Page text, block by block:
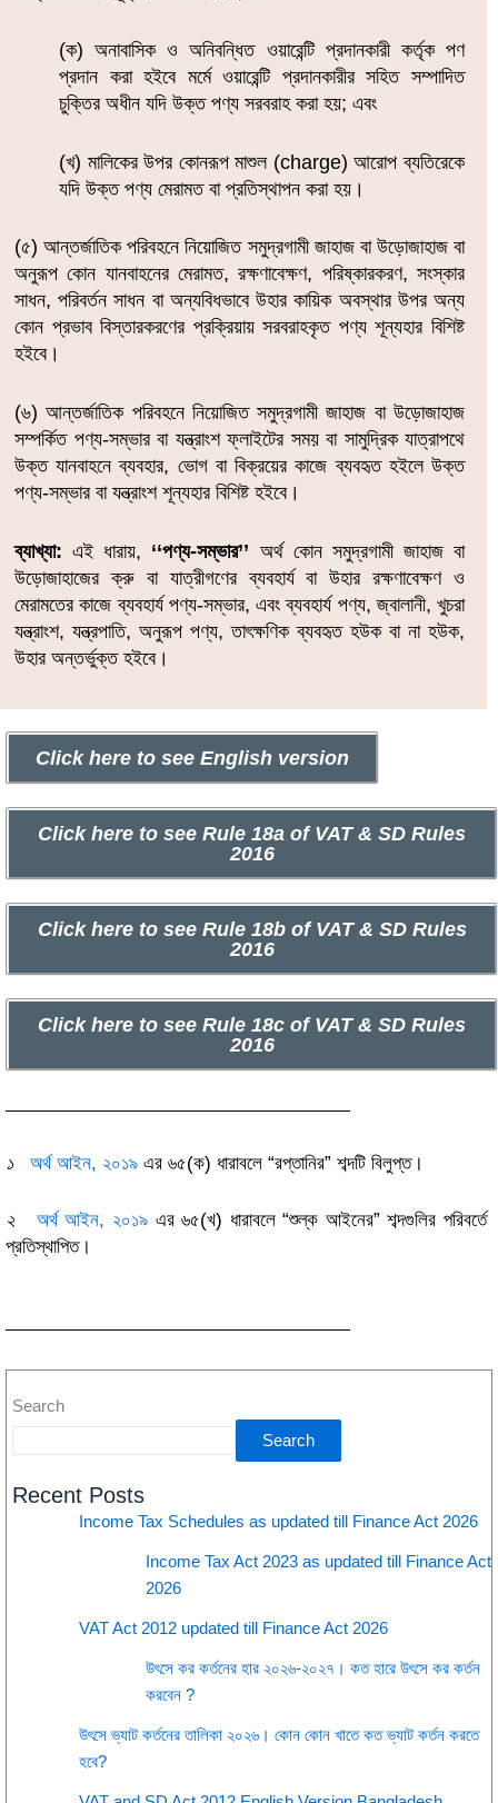
(ক) অনাবাসিক ও অনিবন্ধিত ওয়ারেন্টি প্রদানকারী কর্তৃক পণ
প্রদান করা হইবে মর্মে ওয়ারেন্টি প্রদানকারীর সহিত সম্পাদিত
চুক্তির অধীন যদি উক্ত পণ্য সরবরাহ করা হয়; এবং
(খ) মালিকের উপর কোনরূপ মাশুল (charge) আরোপ ব্যতিরেকে
যদি উক্ত পণ্য মেরামত বা প্রতিস্থাপন করা হয়।
(৫) আন্তর্জাতিক পরিবহনে নিয়োজিত সমুদ্রগামী জাহাজ বা উড়োজাহাজ বা
অনুরূপ কোন যানবাহনের মেরামত, রক্ষণাবেক্ষণ, পরিষ্কারকরণ, সংস্কার
সাধন, পরিবর্তন সাধন বা অন্যবিধভাবে উহার কায়িক অবস্থার উপর অন্য
কোন প্রভাব বিস্তারকরণের প্রক্রিয়ায় সরবরাহকৃত পণ্য শূন্যহার বিশিষ্ট
হইবে।
(৬) আন্তর্জাতিক পরিবহনে নিয়োজিত সমুদ্রগামী জাহাজ বা উড়োজাহাজ
সম্পর্কিত পণ্য-সম্ভার বা যন্ত্রাংশ ফ্লাইটের সময় বা সামুদ্রিক যাত্রাপথে
উক্ত যানবাহনে ব্যবহার, ভোগ বা বিক্রয়ের কাজে ব্যবহৃত হইলে উক্ত
পণ্য-সম্ভার বা যন্ত্রাংশ শূন্যহার বিশিষ্ট হইবে।
ব্যাখ্যা: এই ধারায়, ‘‘পণ্য-সম্ভার’’ অর্থ কোন সমুদ্রগামী জাহাজ বা
উড়োজাহাজের ক্রু বা যাত্রীগণের ব্যবহার্য বা উহার রক্ষণাবেক্ষণ ও
মেরামতের কাজে ব্যবহার্য পণ্য-সম্ভার, এবং ব্যবহার্য পণ্য, জ্বালানী, খুচরা
যন্ত্রাংশ, যন্ত্রপাতি, অনুরূপ পণ্য, তাৎক্ষণিক ব্যবহৃত হউক বা না হউক,
উহার অন্তর্ভুক্ত হইবে।
Click here to see English version
Click here to see Rule 18a of VAT & SD Rules
2016
Click here to see Rule 18b of VAT & SD Rules
2016
Click here to see Rule 18c of VAT & SD Rules
2016
১ অর্থ আইন, ২০১৯ এর ৬৫(ক) ধারাবলে “রপ্তানির” শব্দটি বিলুপ্ত।
২ অর্থ আইন, ২০১৯এর ৬৫(খ) ধারাবলে “শুল্ক আইনের” শব্দগুলির পরিবর্তে
প্রতিস্থাপিত।
Search
Search
Recent Posts
Income Tax Schedules as updated till Finance Act 2026
Income Tax Act 2023 as updated till Finance Act
2026
VAT Act 2012 updated till Finance Act 2026
উৎসে কর কর্তনের হার ২০২৬-২০২৭। কত হারে উৎসে কর কর্তন
করবেন ?
উৎসে ভ্যাট কর্তনের তালিকা ২০২৬। কোন কোন খাতে কত ভ্যাট কর্তন করতে
হবে?